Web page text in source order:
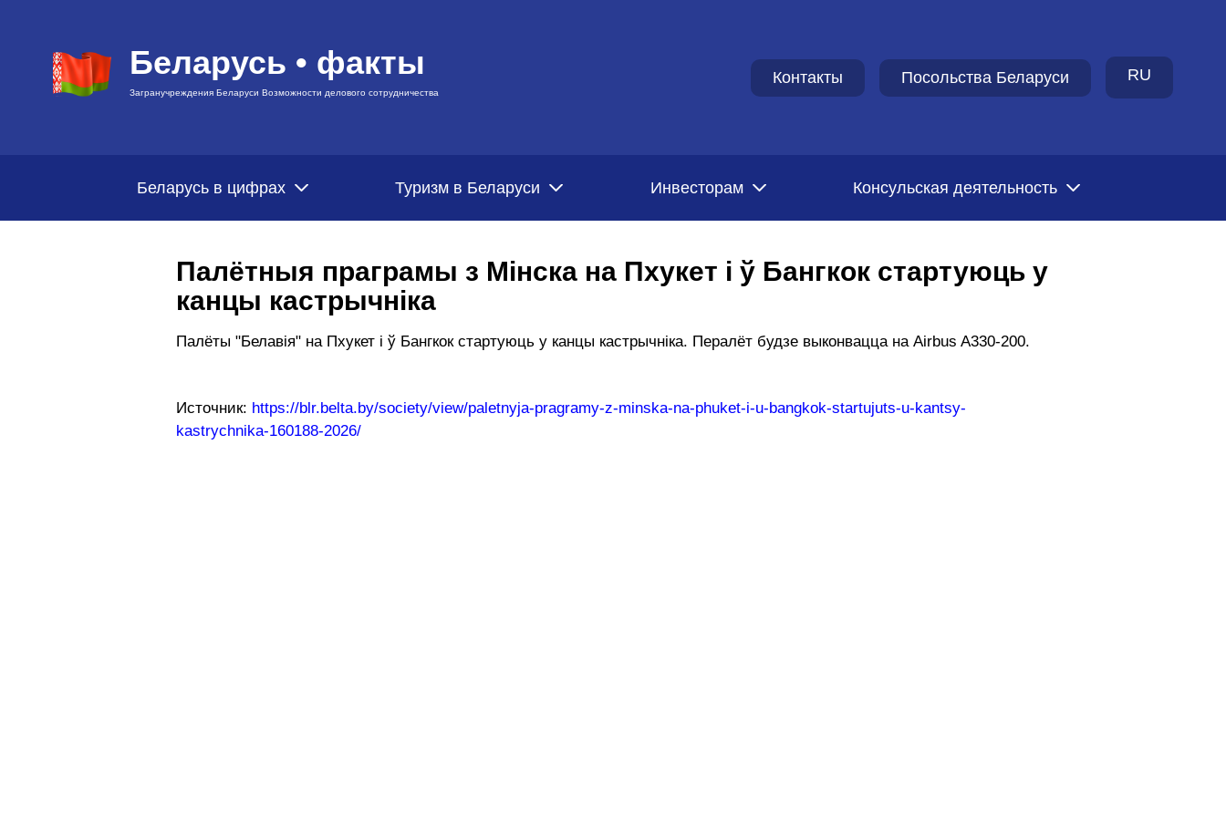
Беларусь • факты
Загранучреждения Беларуси Возможности делового сотрудничества
Контакты Посольства Беларуси RU
Беларусь в цифрах Туризм в Беларуси Инвесторам Консульская деятельность
Палётныя праграмы з Мінска на Пхукет і ў Бангкок стартуюць у
канцы кастрычніка
Палёты "Белавія" на Пхукет і ў Бангкок стартуюць у канцы кастрычніка. Пералёт будзе выконвацца на Airbus A330-200.
Источник: https://blr.belta.by/society/view/paletnyja-pragramy-z-minska-na-phuket-i-u-bangkok-startujuts-u-kantsy-
kastrychnika-160188-2026/